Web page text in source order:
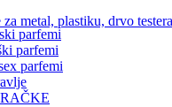
parfemi
parfemi
parfemi